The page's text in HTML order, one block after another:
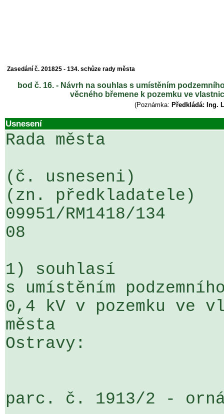
Zasedání č. 201825 - 134. schůze rady města
bod č. 16. - Návrh na souhlas s umístěním
věcného břemene k pozemku ve
(Poznámka: Předkládá: Ing.
Usnesení
Rada města
(č. usneseni)
(zn. předkladatele)
09951/RM1418/
08
1) souhlasí
s umístěním
0,4 kV v pozemku
města
Ostravy:
parc. č. 1913/2 -